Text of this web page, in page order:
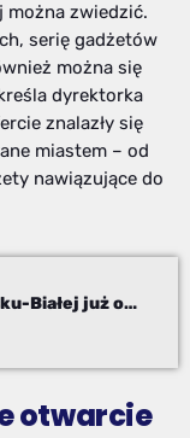
można zwiedzić.
serię gadżetów
można się
dyrektorka
znalazły się
miastem – od
nawiązujące do
Nowe serce turystyki w Bielsku-Białej już otwarte
otwarcie